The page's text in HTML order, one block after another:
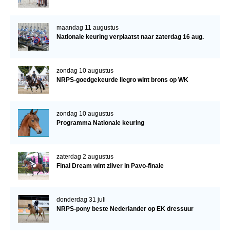
maandag 11 augustus
Nationale keuring verplaatst naar zaterdag 16 aug.
zondag 10 augustus
NRPS-goedgekeurde Ilegro wint brons op WK
zondag 10 augustus
Programma Nationale keuring
zaterdag 2 augustus
Final Dream wint zilver in Pavo-finale
donderdag 31 juli
NRPS-pony beste Nederlander op EK dressuur